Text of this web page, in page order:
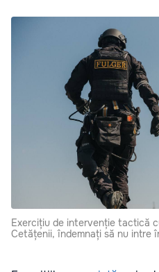
Exercițiu de intervenție tactică
Cetățenii, îndemnați să nu intre